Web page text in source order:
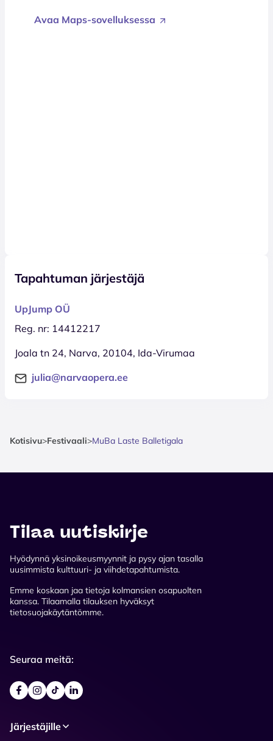
Avaa Maps-sovelluksessa
Tapahtuman järjestäjä
UpJump OÜ
Reg. nr: 14412217
Joala tn 24, Narva, 20104, Ida-Virumaa
julia@narvaopera.ee
Kotisivu>Festivaali>MuBa Laste Balletigala
Tilaa uutiskirje
Hyödynnä yksinoikeusmyynnit ja pysy ajan tasalla
uusimmista kulttuuri- ja viihdetapahtumista.
Emme koskaan jaa tietoja kolmansien osapuolten
kanssa. Tilaamalla tilauksen hyväksyt
tietosuojakäytäntömme.
Seuraa meitä:
Järjestäjille